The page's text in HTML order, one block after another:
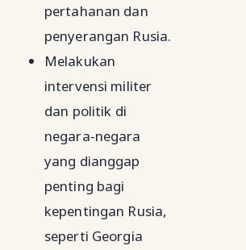
pertahanan dan
penyerangan Rusia.
Melakukan
intervensi militer
dan politik di
negara-negara
yang dianggap
penting bagi
kepentingan Rusia,
seperti Georgia